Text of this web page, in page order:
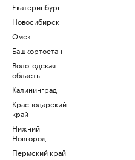
Екатеринбург
Новосибирск
Омск
Башкортостан
Вологодская
область
Калининград
Краснодарский
край
Нижний
Новгород
Пермский край